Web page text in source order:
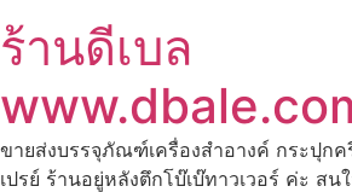
ร้านดีเบล
ขายส่งบรรจุภัณฑ์เครื่องสำอางค์ กระปุก
เปรย์ ร้านอยู่หลังตึกโบ๊เบ๊ทาวเวอร์ ค่ะ สน